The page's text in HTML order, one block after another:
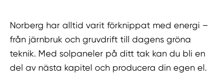
Norberg har alltid varit förknippat med energi –
från järnbruk och gruvdrift till dagens gröna
teknik. Med solpaneler på ditt tak kan du bli en
del av nästa kapitel och producera din egen el.